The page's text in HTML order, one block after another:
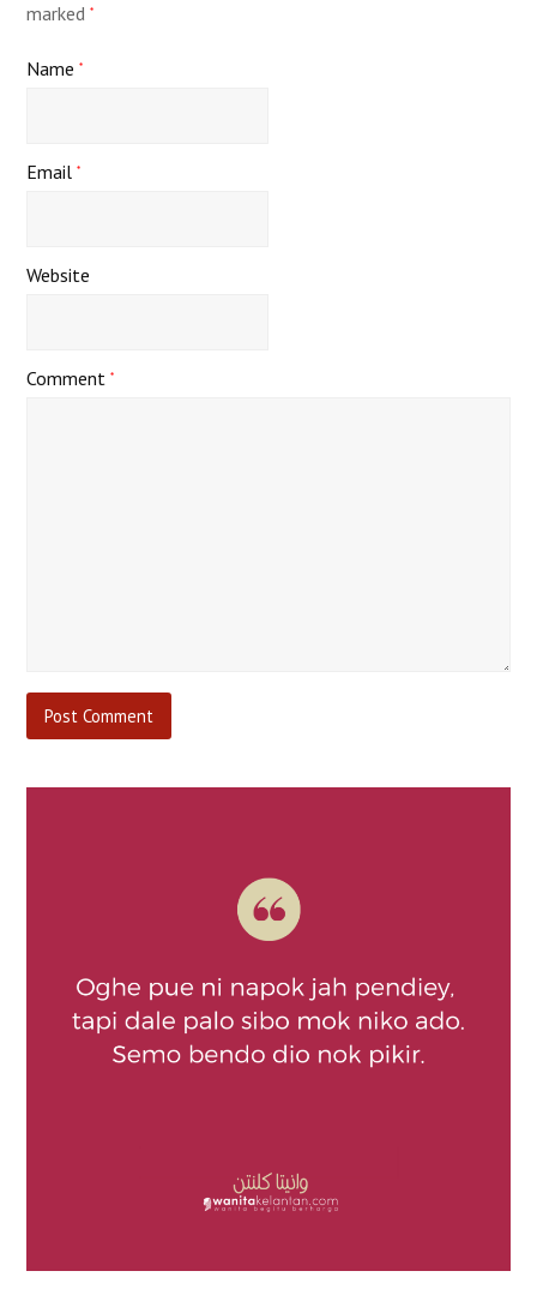
marked*
Name*
Email*
Website
Comment*